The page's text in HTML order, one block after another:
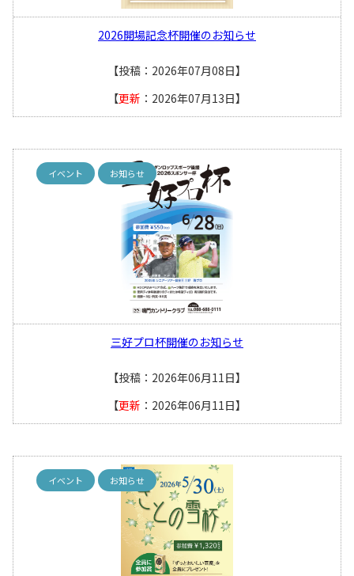
2026開場記念杯開催のお知らせ
【投稿：2026年07月08日】
【更新 ：2026年07月13日】
イベント お知らせ
三好プロ杯開催のお知らせ
【投稿：2026年06月11日】
【更新 ：2026年06月11日】
イベント お知らせ